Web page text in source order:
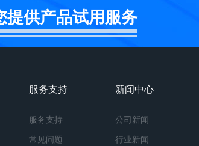
提供产品试用服务
服务支持
服务支持
常见问题
新闻中心
公司新闻
行业新闻